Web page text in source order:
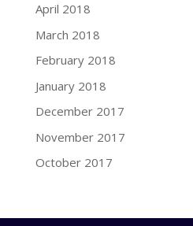
April 2018
March 2018
February 2018
January 2018
December 2017
November 2017
October 2017